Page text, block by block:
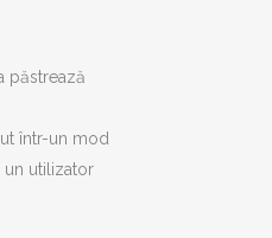
păstrează
într-un mod
un utilizator